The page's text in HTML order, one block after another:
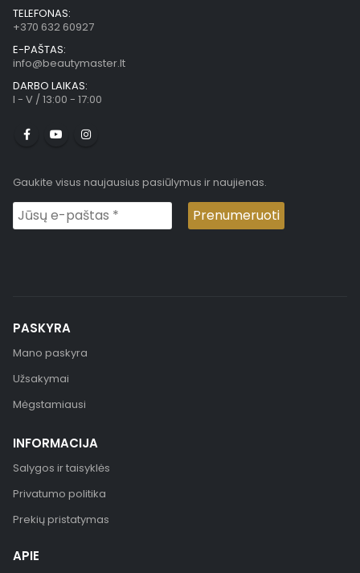
TELEFONAS:
+370 632 60927
E-PAŠTAS:
info@beautymaster.lt
DARBO LAIKAS:
I - V / 13:00 - 17:00
Gaukite visus naujausius pasiūlymus ir naujienas.
PASKYRA
Mano paskyra
Užsakymai
Mėgstamiausi
INFORMACIJA
Salygos ir taisyklės
Privatumo politika
Prekių pristatymas
APIE